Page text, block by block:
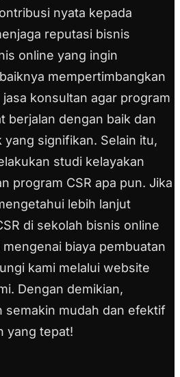
nyata kepada
reputasi bisnis
online yang ingin
mempertimbangkan
konsultan agar program
berjalan dengan baik dan
yang signifikan. Selain itu,
studi kelayakan
program CSR apa pun. Jika
lebih lanjut
di sekolah bisnis online
biaya pembuatan
kami melalui website
Dengan demikian,
semakin mudah dan efektif
yang tepat!